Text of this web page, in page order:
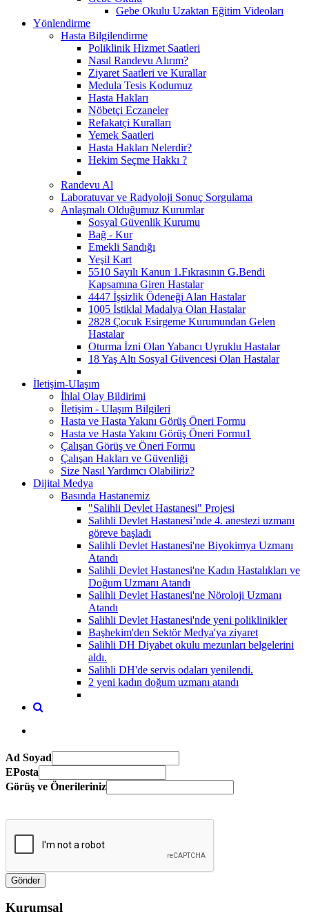
Gebe Okulu Uzaktan Eğitim Videoları
Yönlendirme
Hasta Bilgilendirme
Poliklinik Hizmet Saatleri
Nasıl Randevu Alırım?
Ziyaret Saatleri ve Kurallar
Medula Tesis Kodumuz
Hasta Hakları
Nöbetçi Eczaneler
Refakatçi Kuralları
Yemek Saatleri
Hasta Hakları Nelerdir?
Hekim Seçme Hakkı ?
Randevu Al
Laboratuvar ve Radyoloji Sonuç Sorgulama
Anlaşmalı Olduğumuz Kurumlar
Sosyal Güvenlik Kurumu
Bağ - Kur
Emekli Sandığı
Yeşil Kart
5510 Sayılı Kanun 1.Fıkrasının G.Bendi
Kapsamına Giren Hastalar
4447 İşsizlik Ödeneği Alan Hastalar
1005 İstiklal Madalya Olan Hastalar
2828 Çocuk Esirgeme Kurumundan Gelen
Hastalar
Oturma İzni Olan Yabancı Uyruklu Hastalar
18 Yaş Altı Sosyal Güvencesi Olan Hastalar
İletişim-Ulaşım
İhlal Olay Bildirimi
İletişim - Ulaşım Bilgileri
Hasta ve Hasta Yakını Görüş Öneri Formu
Hasta ve Hasta Yakını Görüş Öneri Formu1
Çalışan Görüş ve Öneri Formu
Çalışan Hakları ve Güvenliği
Size Nasıl Yardımcı Olabiliriz?
Dijital Medya
Basında Hastanemiz
"Salihli Devlet Hastanesi" Projesi
Salihli Devlet Hastanesi’nde 4. anestezi uzmanı
göreve başladı
Salihli Devlet Hastanesi'ne Biyokimya Uzmanı
Atandı
Salihli Devlet Hastanesi'ne Kadın Hastalıkları ve
Doğum Uzmanı Atandı
Salihli Devlet Hastanesi'ne Nöroloji Uzmanı
Atandı
Salihli Devlet Hastanesi'nde yeni poliklinikler
Başhekim'den Sektör Medya'ya ziyaret
Salihli DH Diyabet okulu mezunları belgelerini
aldı.
Salihli DH'de servis odaları yenilendi.
2 yeni kadın doğum uzmanı atandı
Ad Soyad
EPosta
Görüş ve Önerileriniz
Kurumsal